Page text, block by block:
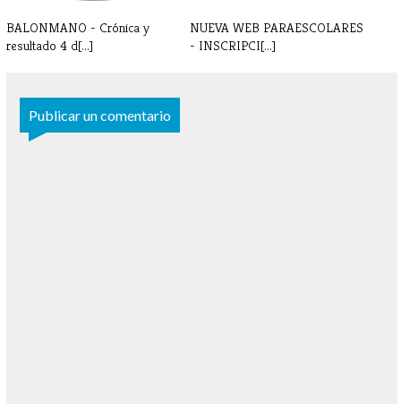
BALONMANO - Crónica y
resultado 4 d[...]
NUEVA WEB PARAESCOLARES
- INSCRIPCI[...]
Publicar un comentario